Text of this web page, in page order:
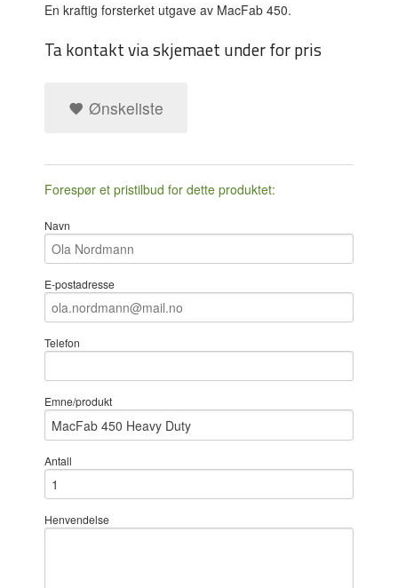
En kraftig forsterket utgave av MacFab 450.
Ta kontakt via skjemaet under for pris
Ønskeliste
Forespør et pristilbud for dette produktet:
Navn
E-postadresse
Telefon
Emne/produkt
Antall
Henvendelse